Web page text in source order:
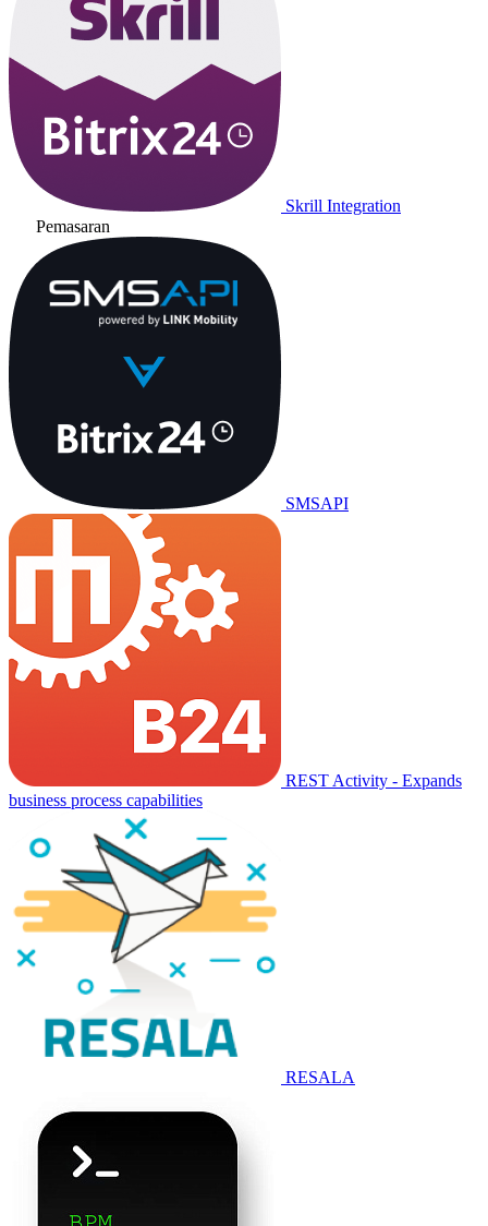
Skrill Integration
Pemasaran
SMSAPI
REST Activity - Expands
business process capabilities
RESALA